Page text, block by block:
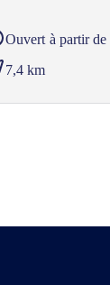
Ouvert à partir de
7,4 km